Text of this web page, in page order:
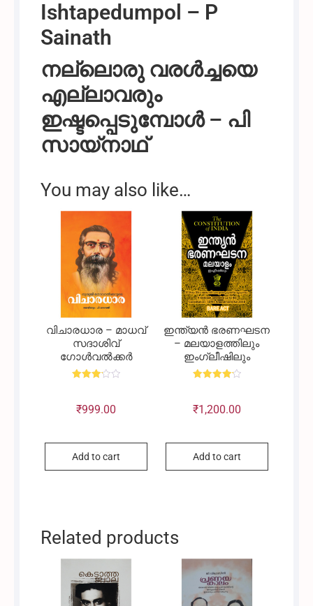
Ishtapedumpol – P
Sainath
നല്ലൊരു വരൾച്ചയെ
എല്ലാവരും
ഇഷ്ടപ്പെടുമ്പോൾ – പി
സായ്‌നാഥ്
You may also like…
വിചാരധാര – മാധവ്
സദാശിവ്
ഗോൾവൽക്കർ
out of
5
₹999.00
Add to cart
ഇന്ത്യൻ ഭരണഘടന
– മലയാളത്തിലും
ഇംഗ്ലീഷിലും
out of 5
₹1,200.00
Add to cart
Related products